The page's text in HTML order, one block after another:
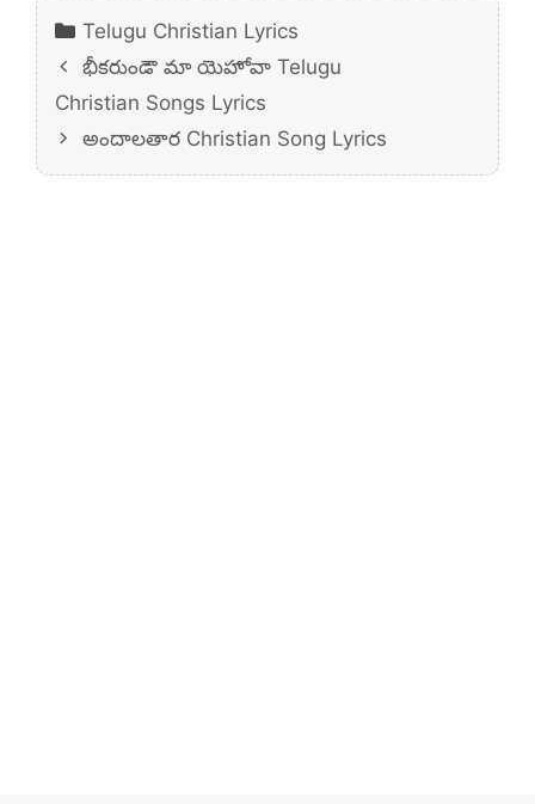
Categories
Telugu Christian Lyrics
భీకరుండౌ మా యెహోవా Telugu
Christian Songs Lyrics
అందాలతార Christian Song Lyrics